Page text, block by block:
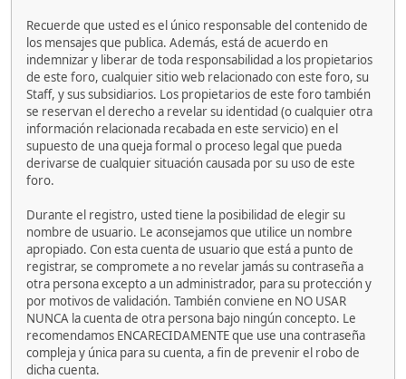
Recuerde que usted es el único responsable del contenido de
los mensajes que publica. Además, está de acuerdo en
indemnizar y liberar de toda responsabilidad a los propietarios
de este foro, cualquier sitio web relacionado con este foro, su
Staff, y sus subsidiarios. Los propietarios de este foro también
se reservan el derecho a revelar su identidad (o cualquier otra
información relacionada recabada en este servicio) en el
supuesto de una queja formal o proceso legal que pueda
derivarse de cualquier situación causada por su uso de este
foro.
Durante el registro, usted tiene la posibilidad de elegir su
nombre de usuario. Le aconsejamos que utilice un nombre
apropiado. Con esta cuenta de usuario que está a punto de
registrar, se compromete a no revelar jamás su contraseña a
otra persona excepto a un administrador, para su protección y
por motivos de validación. También conviene en NO USAR
NUNCA la cuenta de otra persona bajo ningún concepto. Le
recomendamos ENCARECIDAMENTE que use una contraseña
compleja y única para su cuenta, a fin de prevenir el robo de
dicha cuenta.